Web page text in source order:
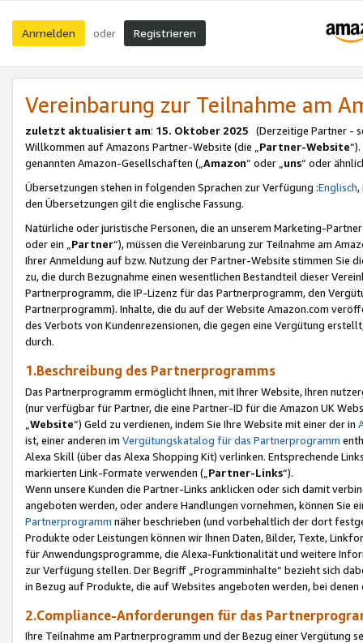
Anmelden oder Registrieren
Vereinbarung zur Teilnahme am
zuletzt aktualisiert am: 15. Oktober 2025 (Derzeitige Partner -
Willkommen auf Amazons Partner-Website (die „Partner-Website
genannten Amazon-Gesellschaften („Amazon“ oder „uns“ oder
Übersetzungen stehen in folgenden Sprachen zur Verfügung :Englisch,
den Übersetzungen gilt die englische Fassung.
Natürliche oder juristische Personen, die an unserem Marketing-
oder ein „Partner“), müssen die Vereinbarung zur Teilnahme am
Ihrer Anmeldung auf bzw. Nutzung der Partner-Website stimmen Sie
zu, die durch Bezugnahme einen wesentlichen Bestandteil dieser
Partnerprogramm, die IP-Lizenz für das Partnerprogramm, den
Partnerprogramm). Inhalte, die du auf der Website Amazon.com
des Verbots von Kundenrezensionen, die gegen eine Vergütung
durch.
1.Beschreibung des Partnerprogramms
Das Partnerprogramm ermöglicht Ihnen, mit Ihrer Website, Ihren
(nur verfügbar für Partner, die eine Partner-ID für die Amazon UK
Website“) Geld zu verdienen, indem Sie Ihre Website mit einer der in
ist, einer anderen im Vergütungskatalog für das Partnerprogramm
Alexa Skill (über das Alexa Shopping Kit) verlinken. Entsprechende
markierten Link-Formate verwenden („ Partner-Links“).
Wenn unsere Kunden die Partner-Links anklicken oder sich damit
angeboten werden, oder andere Handlungen vornehmen, können Sie
Partnerprogramm näher beschrieben (und vorbehaltlich der dort
Produkte oder Leistungen können wir Ihnen Daten, Bilder, Texte,
für Anwendungsprogramme, die Alexa-Funktionalität und weitere
zur Verfügung stellen. Der Begriff „Programminhalte“ bezieht sich
in Bezug auf Produkte, die auf Websites angeboten werden, bei
2.Compliance-Anforderungen für das
Ihre Teilnahme am Partnerprogramm und der Bezug einer Vergütung